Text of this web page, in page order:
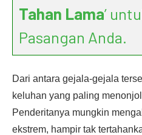
Tahan Lama’
Pasangan Anda.
Dari antara gejala-gejala
keluhan yang paling
Penderitanya mungkin
ekstrem, hampir tak